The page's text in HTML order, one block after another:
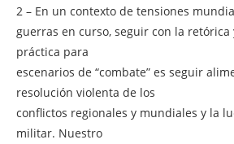
2 – En un contexto de tensiones
guerras en curso, seguir con la
práctica para
escenarios de “combate” es seguir
resolución violenta de los
conflictos regionales y mundiales y la
militar. Nuestro